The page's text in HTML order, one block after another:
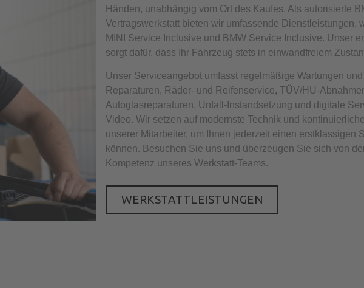
Händen, unabhängig vom Ort des Kaufes. Als autorisierte
Vertragswerkstatt bieten wir umfassende Dienstleistungen,
MINI Service Inclusive und BMW Service Inclusive. Unser
sorgt dafür, dass Ihr Fahrzeug stets in einwandfreiem
Unser Serviceangebot umfasst regelmäßige Wartungen
Reparaturen, Räder- und Reifenservice, TÜV/HU-
Autoglasreparaturen, Unfall-Instandsetzung und digitale
Video. Wir setzen auf modernste Technik und
unserer Mitarbeiter, um Ihnen jederzeit einen erstklassigen
können. Besuchen Sie uns und überzeugen Sie sich von
Kompetenz unseres Werkstatt-Teams.
WERKSTATTLEISTUNGEN